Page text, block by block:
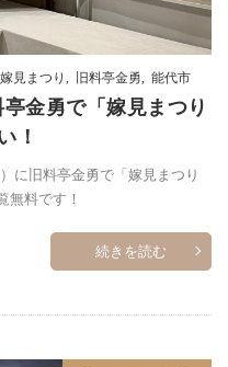
嫁見まつり 旧料亭金勇 能代市
金勇で「嫁見まつり
！
に旧料亭金勇で「嫁見まつり
無料です！
続きを読む